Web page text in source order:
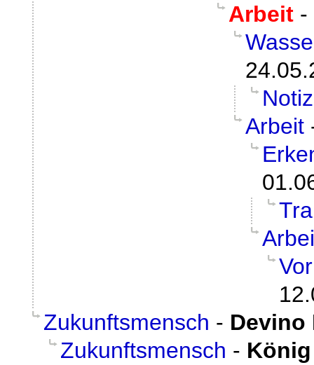
Arbeit -
Arbeit
Zukunftsmensch - Devino
Zukunftsmensch -